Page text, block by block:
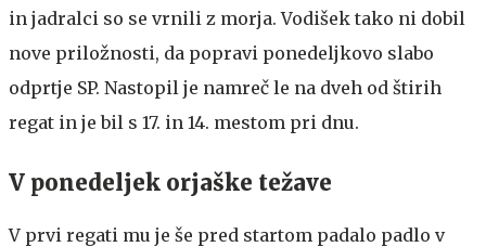
in jadralci so se vrnili z morja. Vodišek tako ni dobil
nove priložnosti, da popravi ponedeljkovo slabo
odprtje SP. Nastopil je namreč le na dveh od štirih
regat in je bil s 17. in 14. mestom pri dnu.
V ponedeljek orjaške težave
V prvi regati mu je še pred startom padalo padlo v